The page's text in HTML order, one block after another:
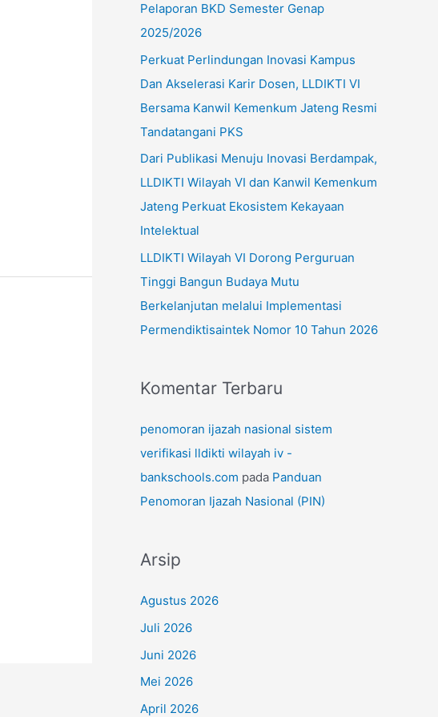
:
Pelaporan BKD Semester Genap
2025/2026
Perkuat Perlindungan Inovasi Kampus
Dan Akselerasi Karir Dosen, LLDIKTI VI
Bersama Kanwil Kemenkum Jateng Resmi
Tandatangani PKS
Dari Publikasi Menuju Inovasi Berdampak,
LLDIKTI Wilayah VI dan Kanwil Kemenkum
Jateng Perkuat Ekosistem Kekayaan
Intelektual
LLDIKTI Wilayah VI Dorong Perguruan
Tinggi Bangun Budaya Mutu
Berkelanjutan melalui Implementasi
Permendiktisaintek Nomor 10 Tahun 2026
Komentar Terbaru
penomoran ijazah nasional sistem
verifikasi lldikti wilayah iv -
bankschools.com pada Panduan
Penomoran Ijazah Nasional (PIN)
Arsip
Agustus 2026
Juli 2026
Juni 2026
Mei 2026
April 2026